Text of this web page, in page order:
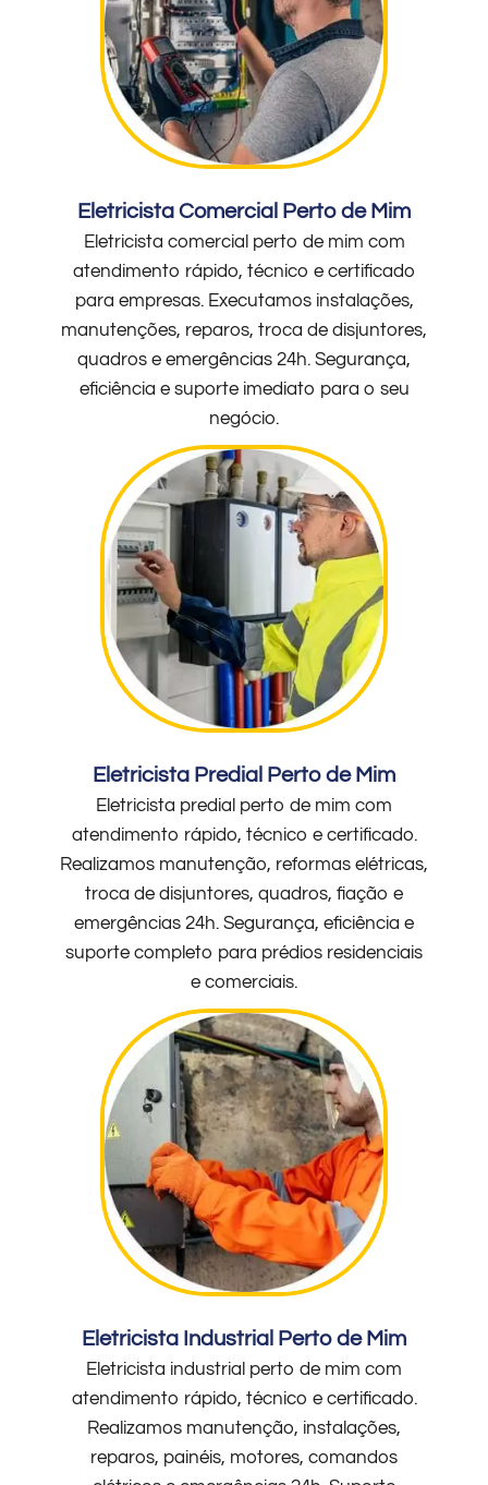
Eletricista Comercial Perto de Mim
Eletricista comercial perto de mim com
atendimento rápido, técnico e certificado
para empresas. Executamos instalações,
manutenções, reparos, troca de disjuntores,
quadros e emergências 24h. Segurança,
eficiência e suporte imediato para o seu
negócio.
Eletricista Predial Perto de Mim
Eletricista predial perto de mim com
atendimento rápido, técnico e certificado.
Realizamos manutenção, reformas elétricas,
troca de disjuntores, quadros, fiação e
emergências 24h. Segurança, eficiência e
suporte completo para prédios residenciais
e comerciais.
Eletricista Industrial Perto de Mim
Eletricista industrial perto de mim com
atendimento rápido, técnico e certificado.
Realizamos manutenção, instalações,
reparos, painéis, motores, comandos